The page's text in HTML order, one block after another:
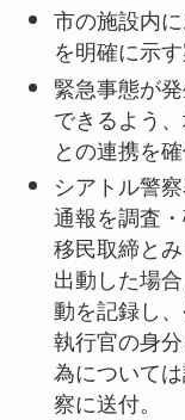
市の施設内
を明確に示
緊急事態が
できるよう
との連携を確
シアトル警
通報を調査
移民取締と
出動した場
動を記録し
執行官の身
為について
察に送付。